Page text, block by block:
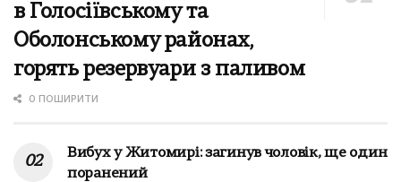
в Голосіївському та
Оболонському районах,
горять резервуари з паливом
0 ПОШИРИТИ
Вибух у Житомирі: загинув чоловік, ще один
поранений